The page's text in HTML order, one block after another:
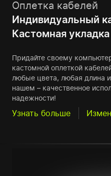
Оплетка кабелей
Индивидуальный
Кастомная
Придайте своему
кастомной оплеткой
любые цвета, любая длина
нашем – качественное
надежности!
Узнать больше